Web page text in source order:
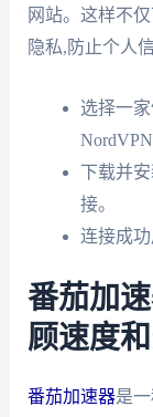
网站。这样不
隐私,防止个人
选择一
NordVPN
下载并
接。
连接成
番茄加
顾速度
番茄加速器是